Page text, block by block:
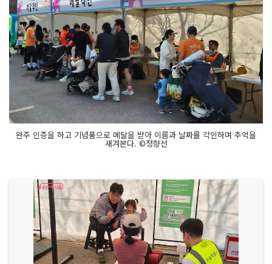
완주 인증을 하고 기념품으로 메달을 받아 이름과 날짜를 각인하며 추억을
새겨본다. ©정향선